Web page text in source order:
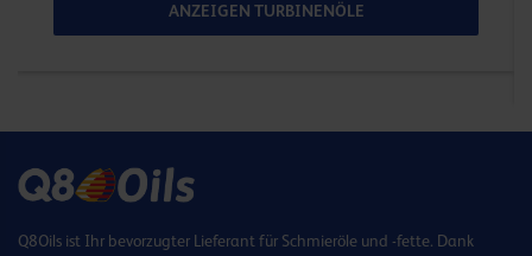
ANZEIGEN TURBINENÖLE
Q8Oils ist Ihr bevorzugter Lieferant für Schmieröle und -fette. Dank